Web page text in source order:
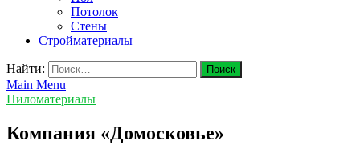
Потолок
Стены
Стройматериалы
Найти:
Main Menu
Пиломатериалы
Компания «Домосковье»